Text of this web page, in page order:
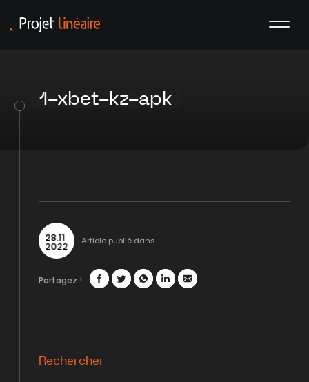
1-xbet-kz-apk
28.11
2022 Article publié dans
Partagez !
Rechercher